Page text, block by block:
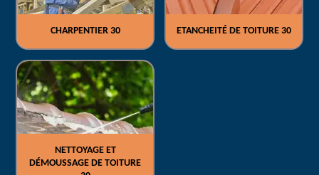
CHARPENTIER 30 ETANCHEITÉ DE TOITURE 30
NETTOYAGE ET
DÉMOUSSAGE DE TOITURE